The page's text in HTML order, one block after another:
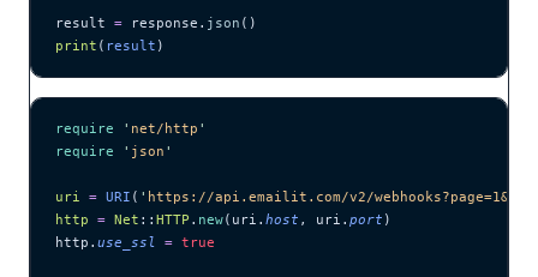
result = response. json ()
print ( result )
require ' net/http '
require ' json '
uri = URI ( ' https://api.emailit.com/v2/
http = Net :: HTTP . new(uri. host , uri. port )
http. use_ssl = true